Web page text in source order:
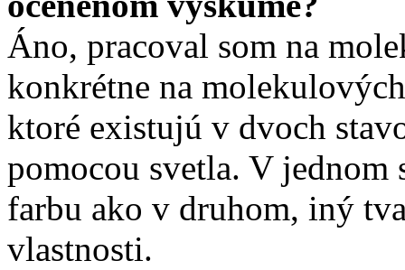
Áno, pracoval som na
konkrétne na
ktoré existujú v dvoch
pomocou svetla. V
farbu ako v druhom, iný
vlastnosti.